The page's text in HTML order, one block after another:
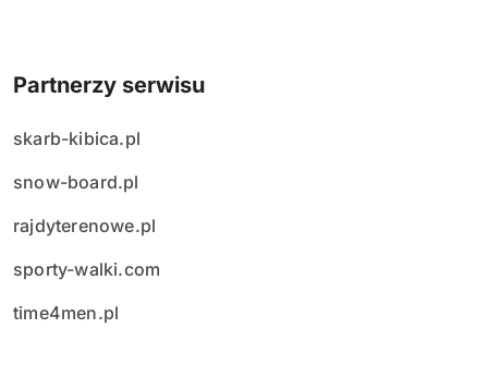
Partnerzy serwisu
skarb-kibica.pl
snow-board.pl
rajdyterenowe.pl
sporty-walki.com
time4men.pl